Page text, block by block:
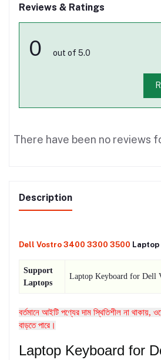
Reviews & Ratings
0 out of 5.0
There have been no reviews
Description
Dell Vostro 3400 3300 3500 Laptop
Support
Laptops
Laptop Keyboard for Dell
বর্তমানে আইটি পণ্যের দাম স্থিতিশীল না থাকায়,
বাড়তে পারে।
Laptop Keyboard for